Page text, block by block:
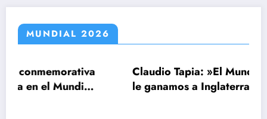
MUNDIAL 2026
Claudio Tapia: »El Mundial se ganó
le ganamos a Inglaterra»